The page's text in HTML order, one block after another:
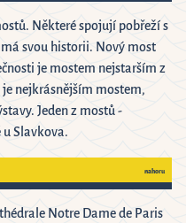
Některé spojují pobřeží s
svou historii. Nový most
je mostem nejstarším z
je nejkrásnějším mostem,
Jeden z mostů -
Slavkova.
nahoru
Notre Dame de Paris